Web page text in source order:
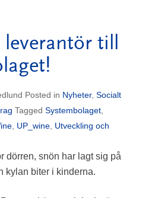
till
Posted in Nyheter, Socialt
Tagged Systembolaget
UP_wine Utveckling och
dörren, snön har lagt sig på
kylan biter i kinderna.